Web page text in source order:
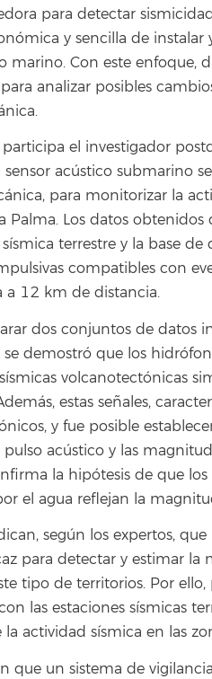
para detectar
y sencilla de
marino. Con este enfoque,
analizar posibles
el investigador
sensor acústico submarino
para monitorizar la
Palma. Los datos
terrestre y la base
compatibles con
a 12 km de distancia.
dos conjuntos de datos
se demostró que los
volcanotectónicas
estas señales,
y fue posible
acústico y las
la hipótesis de que
el agua reflejan la
según los expertos,
para detectar y estimar
tipo de territorios. Por
las estaciones sísmicas
actividad sísmica en las
que un sistema de